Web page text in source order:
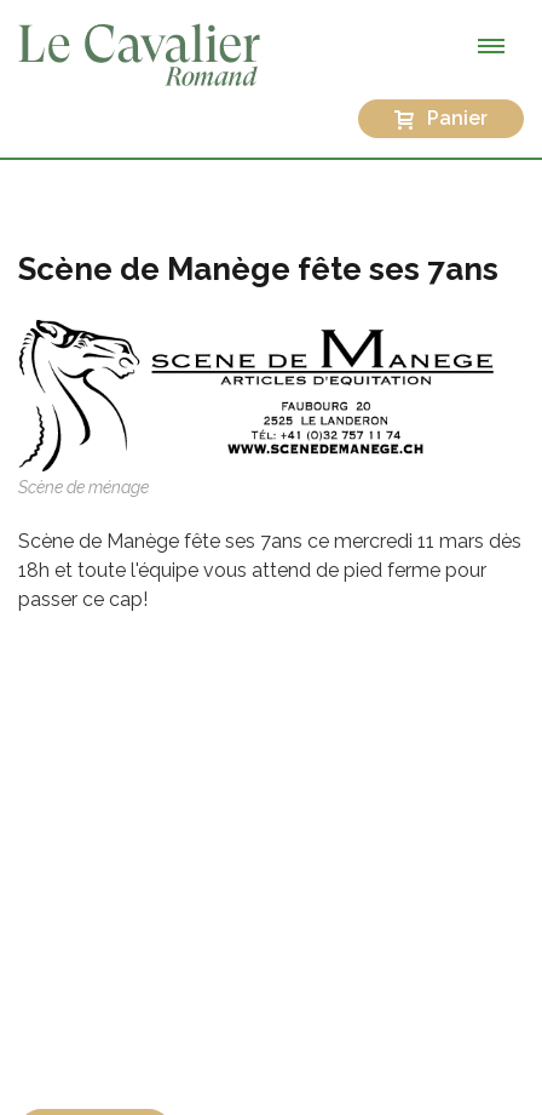
Panier
Scène de Manège fête ses 7ans
Scène de ménage
Scène de Manège fête ses 7ans ce mercredi 11 mars dès
18h et toute l'équipe vous attend de pied ferme pour
passer ce cap!